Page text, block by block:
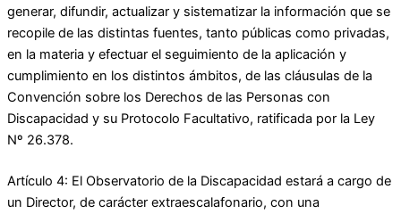
generar, difundir, actualizar y sistematizar la información que se
recopile de las distintas fuentes, tanto públicas como privadas,
en la materia y efectuar el seguimiento de la aplicación y
cumplimiento en los distintos ámbitos, de las cláusulas de la
Convención sobre los Derechos de las Personas con
Discapacidad y su Protocolo Facultativo, ratificada por la Ley
Nº 26.378.
Artículo 4: El Observatorio de la Discapacidad estará a cargo de
un Director, de carácter extraescalafonario, con una